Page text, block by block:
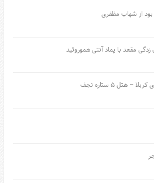
از شهاب مظفری
مقعد با پماد آنتی هموروئید
– هتل ۵ ستاره نجف